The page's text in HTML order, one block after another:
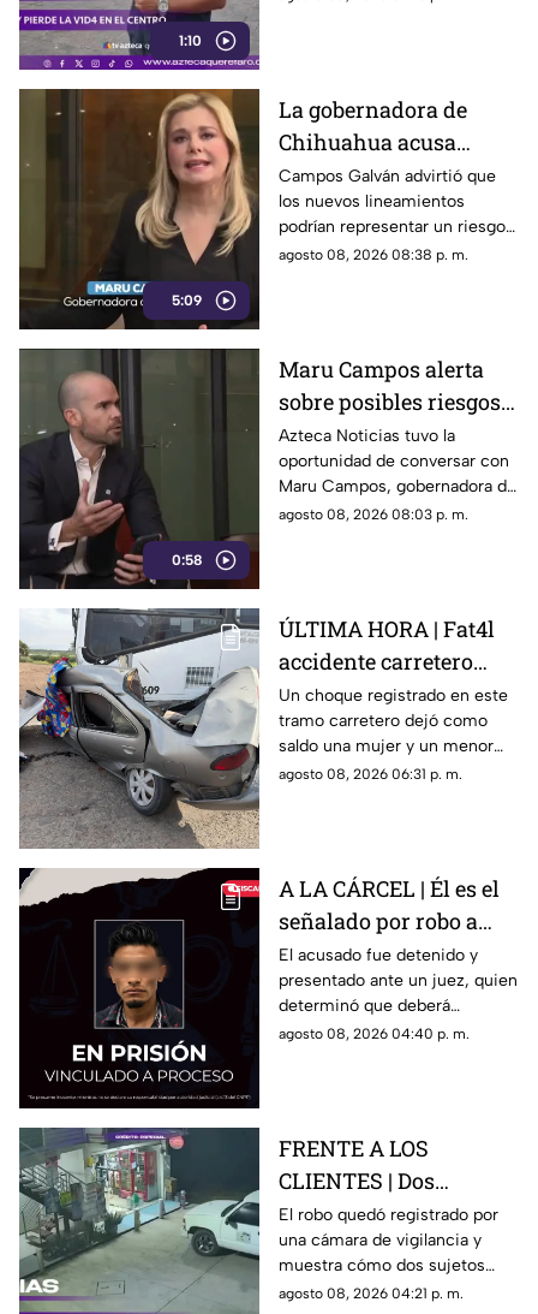
1:10
5:09
La gobernadora de
Chihuahua acusa
posible censura
impulsada desde el
Gobierno Federal
Campos Galván advirtió que
los nuevos lineamientos
podrían representar un riesgo
para la libertad de expresión
agosto 08, 2026 08:38 p. m.
0:58
Maru Campos alerta
sobre posibles riesgos
para la libertad de
expresión
Azteca Noticias tuvo la
oportunidad de conversar con
Maru Campos, gobernadora de
Chihuahua, quien habló sobre
para la libertad de expresión
agosto 08, 2026 08:03 p. m.
ÚLTIMA HORA | Fat4l
accidente carretero
deja una mujer y un
niño mu3rtos en San
Juan del Río
Un choque registrado en este
tramo carretero dejó como
saldo una mujer y un menor
sin vida, además de una
agosto 08, 2026 06:31 p. m.
A LA CÁRCEL | Él es el
señalado por robo a
una casa en Santa Rosa
Jáuregui
El acusado fue detenido y
presentado ante un juez, quien
determinó que deberá
permanecer en prisión
agosto 08, 2026 04:40 p. m.
FRENTE A LOS
CLIENTES | Dos
hombres enc4ñonan a
conductor y se llevan
su camioneta
El robo quedó registrado por
una cámara de vigilancia y
muestra cómo dos sujetos
obligaron a un conductor y a
agosto 08, 2026 04:21 p. m.